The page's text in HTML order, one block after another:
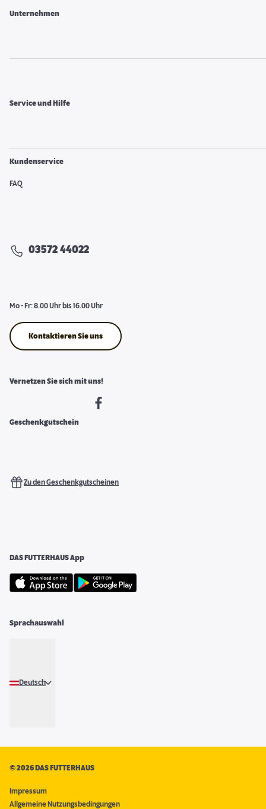
Unternehmen
Service und Hilfe
Kundenservice
FAQ
03572 44022
Mo - Fr: 8.00 Uhr bis 16.00 Uhr
Kontaktieren Sie uns
Vernetzen Sie sich mit uns!
Geschenkgutschein
Zu den Geschenkgutscheinen
DAS FUTTERHAUS App
Sprachauswahl
Deutsch
©2026 DAS FUTTERHAUS
Impressum
Allgemeine Nutzungsbedingungen